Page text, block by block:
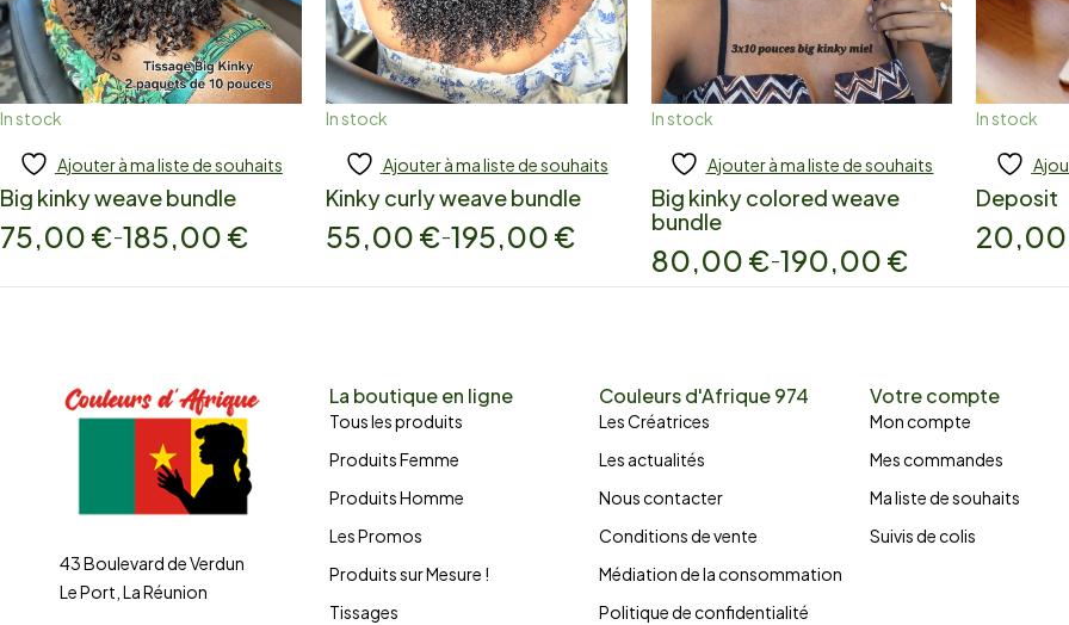
In stock
Add to cart
Ajouter à ma liste de souhaits
Big kinky weave bundle
75,00 €–185,00 €
In stock
Add to cart
Ajouter à ma liste de souhaits
Kinky curly weave bundle
55,00 €–195,00 €
In stock
Add to cart
Ajouter à ma liste de souhaits
Big kinky colored weave
bundle
80,00 €–190,00 €
In stock
Deposit
43 Boulevard de Verdun
Le Port, La Réunion
La boutique en ligne
Tous les produits
Produits Femme
Produits Homme
Les Promos
Produits sur Mesure !
Tissages
Couleurs d'Afrique 974
Les Créatrices
Les actualités
Nous contacter
Conditions de vente
Médiation de la consommation
Politique de confidentialité
Votre compte
Mon compte
Mes commandes
Ma liste de souhaits
Suivis de colis